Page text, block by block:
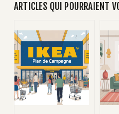
ARTICLES QUI POURRAIENT